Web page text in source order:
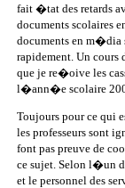
fait �tat des retards
documents scolaires
documents en
rapidement. Un
que je re�oive les
l�ann�e scolaire
Toujours pour ce qui
les professeurs sont
font pas preuve de
ce sujet. Selon l�un
et le personnel des